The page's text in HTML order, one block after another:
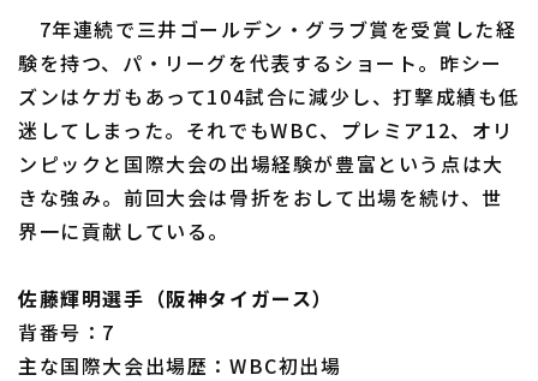
7年連続で三井ゴールデン・グラブ賞を受賞した経
験を持つ、パ・リーグを代表するショート。昨シー
ズンはケガもあって104試合に減少し、打撃成績も低
迷してしまった。それでもWBC、プレミア12、オリ
ンピックと国際大会の出場経験が豊富という点は大
きな強み。前回大会は骨折をおして出場を続け、世
界一に貢献している。
佐藤輝明選手（阪神タイガース）
背番号：7
主な国際大会出場歴：WBC初出場